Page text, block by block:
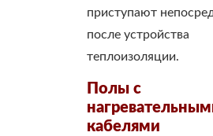
приступают
после устройства
теплоизоляции.
Полы с
кабелями